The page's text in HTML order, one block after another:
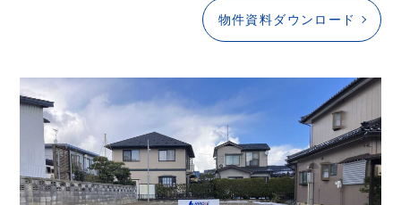
物件資料ダウンロード